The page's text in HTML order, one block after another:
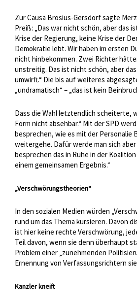
Zur Causa Brosius-Gersdorf sagte
Preiß: „Das war nicht schön, aber das
Krise der Regierung, keine Krise der
Demokratie lebt. Wir haben im ersten
nicht hinbekommen. Zwei Richter
unstreitig. Das ist nicht schön, aber
umwirft.“ Die bis auf weiteres
„undramatisch“ – „das ist kein
Dass die Wahl letztendlich scheiterte,
Form nicht absehbar.“ Mit der SPD
besprechen, wie es mit der Personalie
weitergehe. Dafür werde man sich aber
besprechen das in Ruhe in der
einem gemeinsamen Ergebnis.“
„Verschwörungstheorien“
In den sozialen Medien würden
rund um das Thema kursieren. Davon
ist hier keine rechte Verschwörung,
Teil davon, wenn sie denn überhaupt
Problem einer „zunehmenden
Ernennung von Verfassungsrichtern
Kanzler kneift